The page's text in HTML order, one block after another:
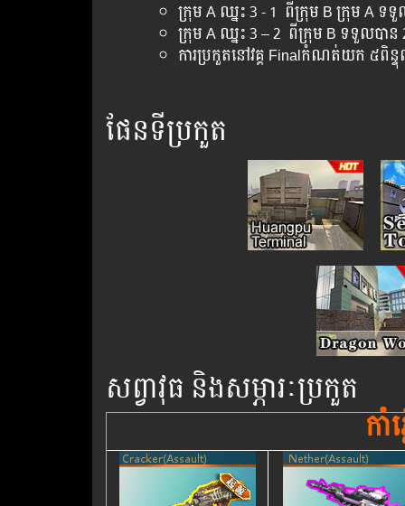
ក្រុម​ A ឈ្នះ 3 -​​ 1 ពី​ក្រុម​ B ក្រុម​ A ទទួ
ក្រុម​ A ឈ្នះ​ 3 – 2 ពី​ក្រុម​ B ទទួល​បាន​
ការ​ប្រកួត​នៅ​វគ្គ​​ Finalកំណត់​យក​ ៥​ពិន្ទុ​
ផែន​ទី​ប្រកួត
សព្វាវុធ និង​សម្ភារៈប្រកួត
កាំ